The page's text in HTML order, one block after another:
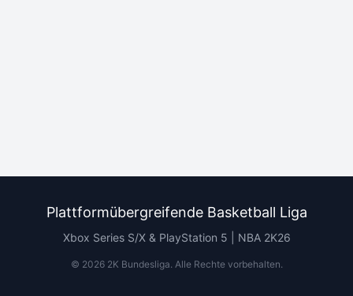
Plattformübergreifende Basketball Liga
Xbox Series S/X & PlayStation 5 | NBA 2K26
© 20262K Bundesliga. Alle Rechte vorbehalten.